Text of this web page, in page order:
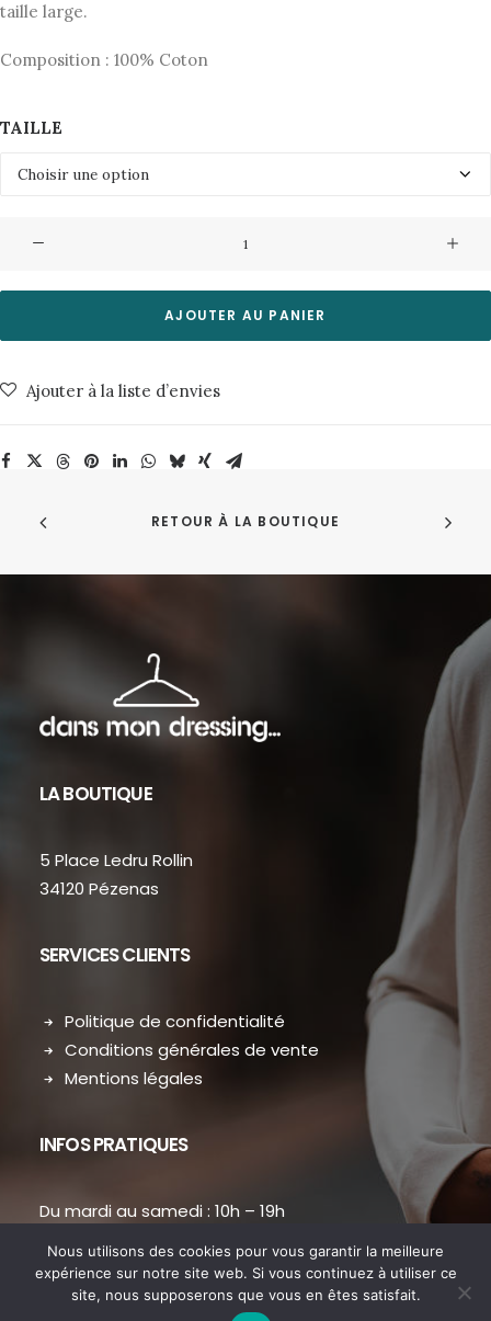
taille large.
Composition : 100% Coton
TAILLE
Veste
3076
Green
AJOUTER AU PANIER
Ajouter à la liste d’envies
RETOUR À LA BOUTIQUE
LA BOUTIQUE
5 Place Ledru Rollin
34120 Pézenas
SERVICES CLIENTS
Politique de confidentialité
Conditions générales de vente
Mentions légales
INFOS PRATIQUES
Du mardi au samedi : 10h – 19h
Téléphone : 04 67 31 38 73
Nous utilisons des cookies pour vous garantir la meilleure
expérience sur notre site web. Si vous continuez à utiliser ce
site, nous supposerons que vous en êtes satisfait.